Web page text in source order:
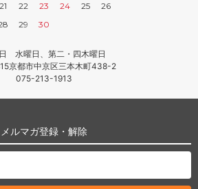
21 22 23 24 25
26
29 30
水曜日、第二・四木曜日
京都市中京区三本木町438-2
075-213-1913
メルマガ登録・解除